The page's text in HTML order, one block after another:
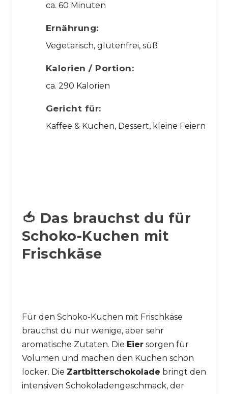
ca. 60 Minuten
Ernährung:
Vegetarisch, glutenfrei, süß
Kalorien / Portion:
ca. 290 Kalorien
Gericht für:
Kaffee & Kuchen, Dessert, kleine Feiern
🍅 Das brauchst du für
Schoko-Kuchen mit
Frischkäse
Für den Schoko-Kuchen mit Frischkäse
brauchst du nur wenige, aber sehr
aromatische Zutaten. Die Eiersorgen für
Volumen und machen den Kuchen schön
locker. Die Zartbitterschokolade bringt den
intensiven Schokoladengeschmack, der